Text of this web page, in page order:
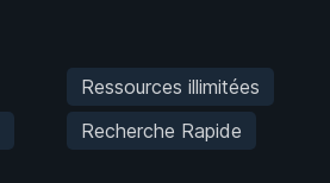
Ressources illimitées
Recherche Rapide